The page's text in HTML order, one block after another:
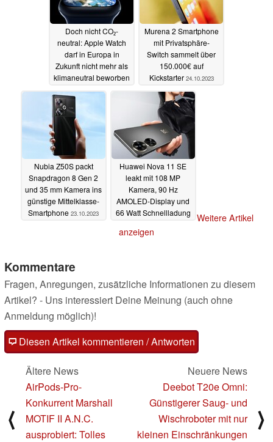
Doch nicht CO₂-
neutral: Apple Watch
darf in Europa in
Zukunft nicht mehr als
klimaneutral beworben
24.10.2023
Murena 2 Smartphone
mit Privatsphäre-
Switch sammelt über
150.000€ auf
Kickstarter 24.10.2023
Nubia Z50S packt
Snapdragon 8 Gen 2
und 35 mm Kamera ins
günstige Mittelklasse-
Smartphone 23.10.2023
Huawei Nova 11 SE
leakt mit 108 MP
Kamera, 90 Hz
AMOLED-Display und
66 Watt Schnellladung
Weitere Artikel
anzeigen
Kommentare
Fragen, Anregungen, zusätzliche Informationen zu diesem
Artikel? - Uns interessiert Deine Meinung (auch ohne
Anmeldung möglich)!
Diesen Artikel kommentieren / Antworten
⟨
Ältere News
AirPods-Pro-
Konkurrent Marshall
MOTIF II A.N.C.
ausprobiert: Tolles
Neuere News
Deebot T20e Omni:
Günstigerer Saug- und
Wischroboter mit nur
kleinen Einschränkungen
⟩